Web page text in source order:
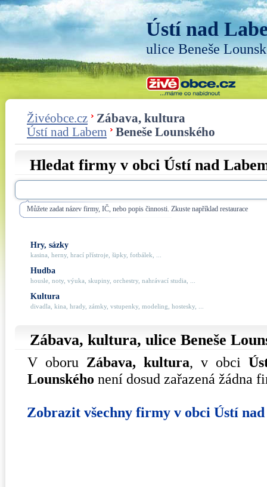
Ústí nad
ulice Beneše
Živéobce.cz
Zábava, kultura
Ústí nad Labem
Beneše Lounského
Hledat firmy v obci Ústí nad
Můžete zadat název firmy, IČ, nebo popis činnosti. Zkuste například restaurace
Hry, sázky
kasina, herny, hrací přístroje, šipky, fotbálek, ...
Hudba
housle, noty, výuka, skupiny, orchestry, nahrávací studia, ...
Kultura
divadla, kina, hrady, zámky, vstupenky, modeling, hostesky, ...
Zábava, kultura, ulice Beneše
V oboru Zábava, kultura, v obci
Lounského není dosud zařazená žádna
Zobrazit všechny firmy v obci Ústí